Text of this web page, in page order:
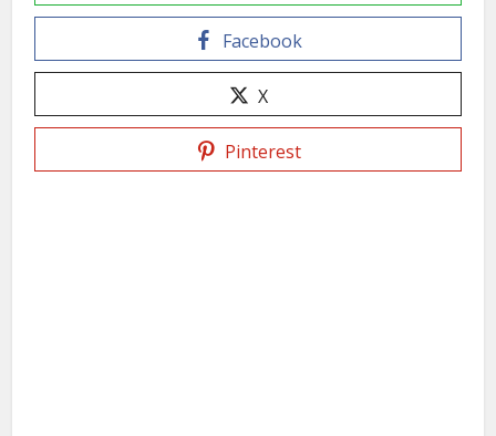
Facebook
X
Pinterest